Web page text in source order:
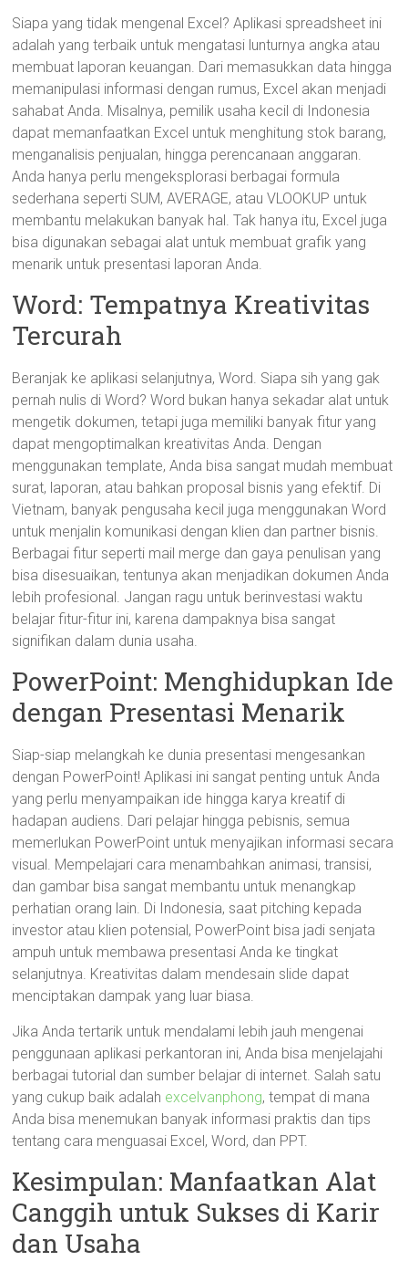
Siapa yang tidak mengenal Excel? Aplikasi spreadsheet ini
adalah yang terbaik untuk mengatasi lunturnya angka atau
membuat laporan keuangan. Dari memasukkan data hingga
memanipulasi informasi dengan rumus, Excel akan menjadi
sahabat Anda. Misalnya, pemilik usaha kecil di Indonesia
dapat memanfaatkan Excel untuk menghitung stok barang,
menganalisis penjualan, hingga perencanaan anggaran.
Anda hanya perlu mengeksplorasi berbagai formula
sederhana seperti SUM, AVERAGE, atau VLOOKUP untuk
membantu melakukan banyak hal. Tak hanya itu, Excel juga
bisa digunakan sebagai alat untuk membuat grafik yang
menarik untuk presentasi laporan Anda.
Word: Tempatnya Kreativitas
Tercurah
Beranjak ke aplikasi selanjutnya, Word. Siapa sih yang gak
pernah nulis di Word? Word bukan hanya sekadar alat untuk
mengetik dokumen, tetapi juga memiliki banyak fitur yang
dapat mengoptimalkan kreativitas Anda. Dengan
menggunakan template, Anda bisa sangat mudah membuat
surat, laporan, atau bahkan proposal bisnis yang efektif. Di
Vietnam, banyak pengusaha kecil juga menggunakan Word
untuk menjalin komunikasi dengan klien dan partner bisnis.
Berbagai fitur seperti mail merge dan gaya penulisan yang
bisa disesuaikan, tentunya akan menjadikan dokumen Anda
lebih profesional. Jangan ragu untuk berinvestasi waktu
belajar fitur-fitur ini, karena dampaknya bisa sangat
signifikan dalam dunia usaha.
PowerPoint: Menghidupkan Ide
dengan Presentasi Menarik
Siap-siap melangkah ke dunia presentasi mengesankan
dengan PowerPoint! Aplikasi ini sangat penting untuk Anda
yang perlu menyampaikan ide hingga karya kreatif di
hadapan audiens. Dari pelajar hingga pebisnis, semua
memerlukan PowerPoint untuk menyajikan informasi secara
visual. Mempelajari cara menambahkan animasi, transisi,
dan gambar bisa sangat membantu untuk menangkap
perhatian orang lain. Di Indonesia, saat pitching kepada
investor atau klien potensial, PowerPoint bisa jadi senjata
ampuh untuk membawa presentasi Anda ke tingkat
selanjutnya. Kreativitas dalam mendesain slide dapat
menciptakan dampak yang luar biasa.
Jika Anda tertarik untuk mendalami lebih jauh mengenai
penggunaan aplikasi perkantoran ini, Anda bisa menjelajahi
berbagai tutorial dan sumber belajar di internet. Salah satu
yang cukup baik adalah excelvanphong, tempat di mana
Anda bisa menemukan banyak informasi praktis dan tips
tentang cara menguasai Excel, Word, dan PPT.
Kesimpulan: Manfaatkan Alat
Canggih untuk Sukses di Karir
dan Usaha